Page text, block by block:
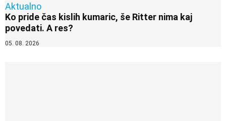
Aktualno
Ko pride čas kislih kumaric, še Ritter nima kaj
povedati. A res?
05. 08. 2026